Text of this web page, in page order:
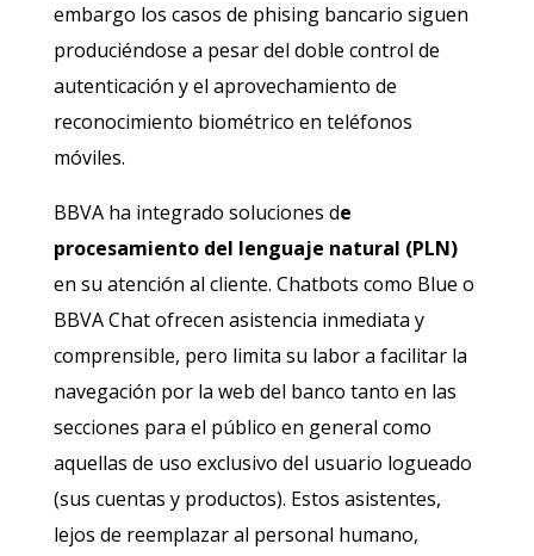
embargo los casos de phising bancario siguen
produciéndose a pesar del doble control de
autenticación y el aprovechamiento de
reconocimiento biométrico en teléfonos
móviles.
BBVA ha integrado soluciones de
procesamiento del lenguaje natural (PLN)
en su atención al cliente. Chatbots como Blue o
BBVA Chat ofrecen asistencia inmediata y
comprensible, pero limita su labor a facilitar la
navegación por la web del banco tanto en las
secciones para el público en general como
aquellas de uso exclusivo del usuario logueado
(sus cuentas y productos). Estos asistentes,
lejos de reemplazar al personal humano,